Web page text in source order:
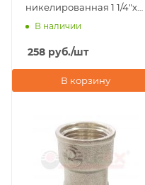
никелированная 1 1/4"х1"
внутренняя резьба
В наличии
258 руб./шт
В корзину